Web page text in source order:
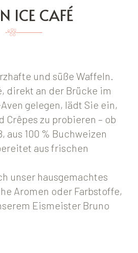
ICE CAFÉ
und süße Waffeln.
direkt an der Brücke im
gelegen, lädt Sie ein,
Crêpes zu probieren – ob
aus 100 % Buchweizen
aus frischen
unser hausgemachtes
Aromen oder Farbstoffe,
Eismeister Bruno